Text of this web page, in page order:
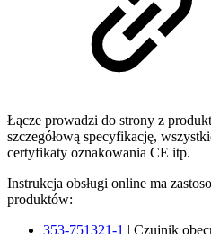
Łącze prowadzi do strony z
szczegółową specyfikację,
certyfikaty oznakowania CE itp.
Instrukcja obsługi online ma
produktów:
353-751321-1 | Czujnik